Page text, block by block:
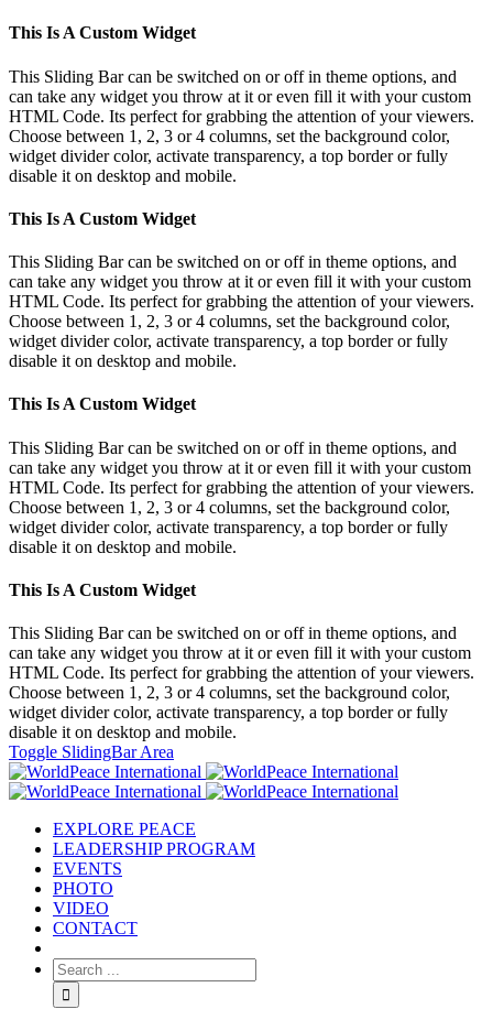
This Is A Custom Widget
This Sliding Bar can be switched on or off in theme options, and
can take any widget you throw at it or even fill it with your custom
HTML Code. Its perfect for grabbing the attention of your viewers.
Choose between 1, 2, 3 or 4 columns, set the background color,
widget divider color, activate transparency, a top border or fully
disable it on desktop and mobile.
This Is A Custom Widget
This Sliding Bar can be switched on or off in theme options, and
can take any widget you throw at it or even fill it with your custom
HTML Code. Its perfect for grabbing the attention of your viewers.
Choose between 1, 2, 3 or 4 columns, set the background color,
widget divider color, activate transparency, a top border or fully
disable it on desktop and mobile.
This Is A Custom Widget
This Sliding Bar can be switched on or off in theme options, and
can take any widget you throw at it or even fill it with your custom
HTML Code. Its perfect for grabbing the attention of your viewers.
Choose between 1, 2, 3 or 4 columns, set the background color,
widget divider color, activate transparency, a top border or fully
disable it on desktop and mobile.
This Is A Custom Widget
This Sliding Bar can be switched on or off in theme options, and
can take any widget you throw at it or even fill it with your custom
HTML Code. Its perfect for grabbing the attention of your viewers.
Choose between 1, 2, 3 or 4 columns, set the background color,
widget divider color, activate transparency, a top border or fully
disable it on desktop and mobile.
Toggle SlidingBar Area
EXPLORE PEACE
LEADERSHIP PROGRAM
EVENTS
PHOTO
VIDEO
CONTACT